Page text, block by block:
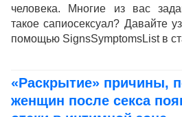
человека. Многие из вас
такое сапиосексуал? Давайте
помощью SignsSymptomsList в
«Раскрытие» причины,
женщин после секса